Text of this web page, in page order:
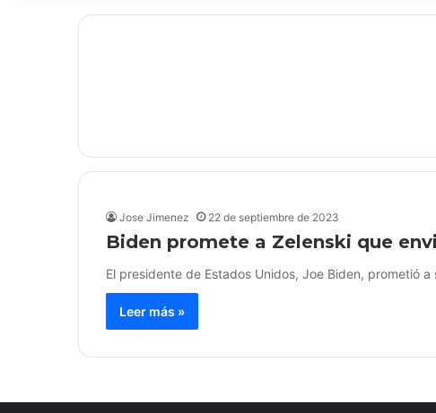
Jose Jimenez 22 de septiembre de 2023
Biden promete a Zelenski que
El presidente de Estados Unidos, Joe Biden, prometió
Leer más »